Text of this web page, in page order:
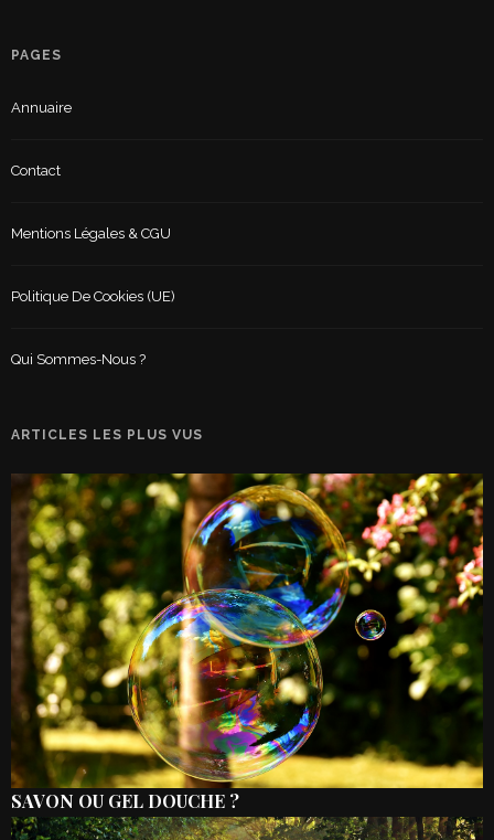
PAGES
Annuaire
Contact
Mentions Légales & CGU
Politique De Cookies (UE)
Qui Sommes-Nous ?
ARTICLES LES PLUS VUS
SAVON OU GEL DOUCHE ?